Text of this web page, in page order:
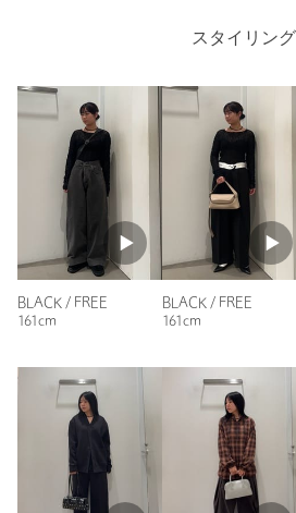
名/品番をお申し付けください。
商品詳細
注文キャンセル 対象商品
対象商品
対象外商品
カテゴリー アクセサリー ネ
洗濯表示
商品番号 5433-5-000042
スタイリング
BLACK / FREE
161cm
BLACK / FREE
161cm